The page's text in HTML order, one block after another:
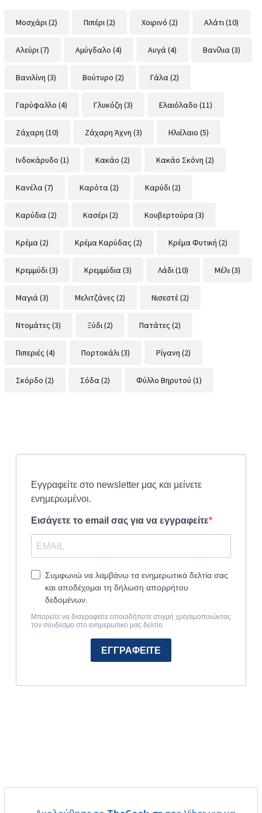
Μοσχάρι(2) Πιπέρι(2) Χοιρινό (2) Αλάτι(10)
Αλεύρι(7) Αμύγδαλο (4) Αυγά(4) Βανίλια(3)
Βανιλίνη (3) Βούτυρο (2) Γάλα(2)
Γαρύφαλλο (4) Γλυκόζη (3) Ελαιόλαδο (11)
Ζάχαρη (10) Ζάχαρη Άχνη (3) Ηλιέλαιο (5)
Ινδοκάρυδο (1) Κακάο (2) Κακάο Σκόνη (2)
Κανέλα(7) Καρότα(2) Καρύδι(2)
Καρύδια(2) Κασέρι(2) Κουβερτούρα(3)
Κρέμα(2) Κρέμα Καρύδας (2) Κρέμα Φυτική (2)
Κρεμμύδι(3) Κρεμμύδια(3) Λάδι(10) Μέλι(3)
Μαγιά(3) Μελιτζάνες (2) Νισεστέ(2)
Ντομάτες (3) Ξύδι(2) Πατάτες (2)
Πιπεριές (4) Πορτοκάλι(3) Ρίγανη (2)
Σκόρδο (2) Σόδα(2) Φύλλο Βηρυτού (1)